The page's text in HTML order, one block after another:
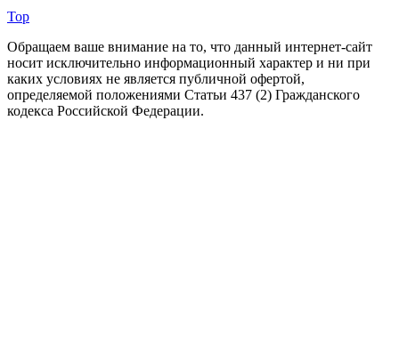
Top
Обращаем ваше внимание на то, что данный интернет-сайт
носит исключительно информационный характер и ни при
каких условиях не является публичной офертой,
определяемой положениями Статьи 437 (2) Гражданского
кодекса Российской Федерации.